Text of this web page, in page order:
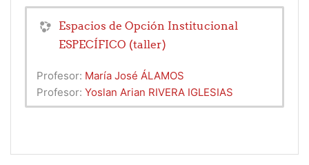
Espacios de Opción Institucional
ESPECÍFICO (taller)
Profesor: María José ÁLAMOS
Profesor: Yoslan Arian RIVERA IGLESIAS